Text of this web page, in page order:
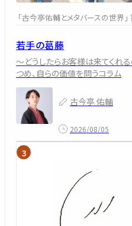
「古今亭佑輔とメタバースの世界
若手の葛藤
～どうしたらお客様は来てくれ
つめ、自らの価値を問うコラム
古今亭 佑輔
2026/08/05